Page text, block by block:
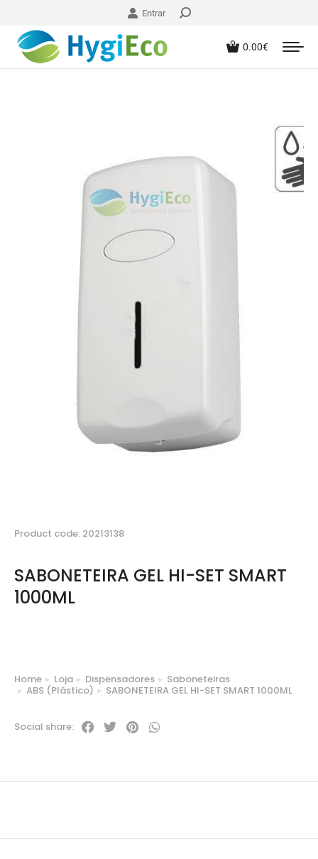
Entrar
0.00€
Product code: 20213138
SABONETEIRA GEL HI-SET SMART
1000ML
You are here:
Home Loja Dispensadores
Saboneteiras
ABS (Plástico)
SABONETEIRA GEL HI-SET SMART 1000ML
Social share: